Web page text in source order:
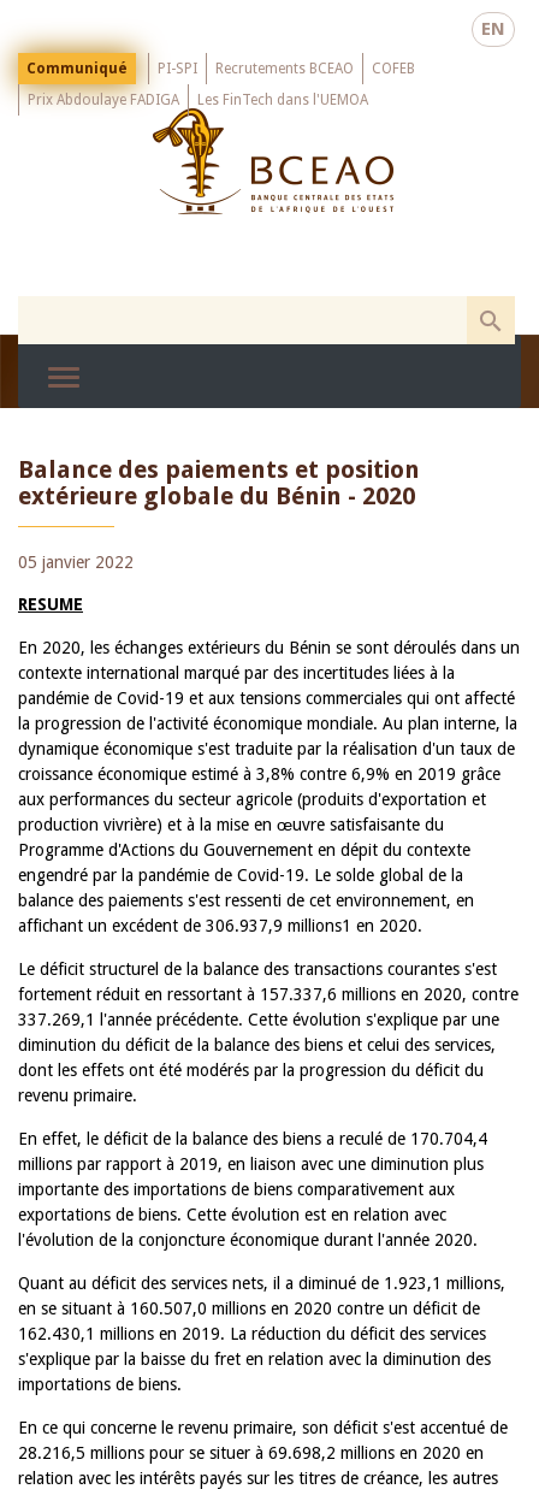
main
EN
Menu
Top
Communiqué PI-SPI Recrutements BCEAO
COFEB
Prix Abdoulaye FADIGA
Les FinTech dans l'UEMOA
Balance des paiements et position
extérieure globale du Bénin - 2020
05 janvier 2022
RESUME
En 2020, les échanges extérieurs du Bénin se sont déroulés dans un
contexte international marqué par des incertitudes liées à la
pandémie de Covid-19 et aux tensions commerciales qui ont affecté
la progression de l'activité économique mondiale. Au plan interne, la
dynamique économique s'est traduite par la réalisation d'un taux de
croissance économique estimé à 3,8% contre 6,9% en 2019 grâce
aux performances du secteur agricole (produits d'exportation et
production vivrière) et à la mise en œuvre satisfaisante du
Programme d'Actions du Gouvernement en dépit du contexte
engendré par la pandémie de Covid-19. Le solde global de la
balance des paiements s'est ressenti de cet environnement, en
affichant un excédent de 306.937,9 millions1 en 2020.
Le déficit structurel de la balance des transactions courantes s'est
fortement réduit en ressortant à 157.337,6 millions en 2020, contre
337.269,1 l'année précédente. Cette évolution s'explique par une
diminution du déficit de la balance des biens et celui des services,
dont les effets ont été modérés par la progression du déficit du
revenu primaire.
En effet, le déficit de la balance des biens a reculé de 170.704,4
millions par rapport à 2019, en liaison avec une diminution plus
importante des importations de biens comparativement aux
exportations de biens. Cette évolution est en relation avec
l'évolution de la conjoncture économique durant l'année 2020.
Quant au déficit des services nets, il a diminué de 1.923,1 millions,
en se situant à 160.507,0 millions en 2020 contre un déficit de
162.430,1 millions en 2019. La réduction du déficit des services
s'explique par la baisse du fret en relation avec la diminution des
importations de biens.
En ce qui concerne le revenu primaire, son déficit s'est accentué de
28.216,5 millions pour se situer à 69.698,2 millions en 2020 en
relation avec les intérêts payés sur les titres de créance, les autres